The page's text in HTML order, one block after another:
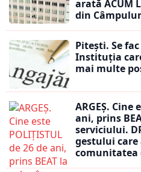
arată ACUM
din
Pitești. Se
Instituția
mai multe
ARGEȘ. Cine
ani, prins
serviciului.
gestului care
comunitatea